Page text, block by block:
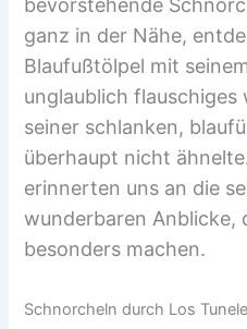
bevorstehende
ganz in der Nähe,
Blaufußtölpel mit
unglaublich flauschiges
seiner schlanken,
überhaupt nicht
erinnerten uns an die
wunderbaren Anblicke,
besonders machen.
Schnorcheln durch Los